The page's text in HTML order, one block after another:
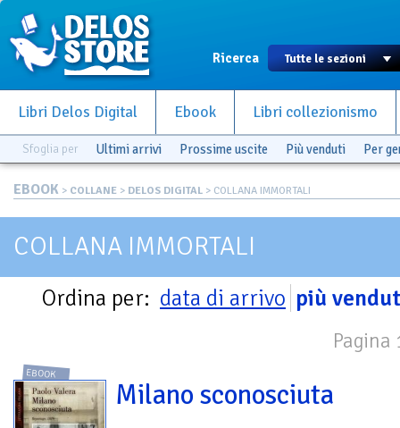
Ricerca
Libri Delos Digital Ebook Libri collezionismo
Sfoglia per Ultimi arrivi Prossime uscite Più venduti Per
EBOOK > COLLANE > DELOS DIGITAL > COLLANA IMMORTALI
COLLANA IMMORTALI
Ordina per: data di arrivo più
Pagina
EBOOK
Milano sconosciuta